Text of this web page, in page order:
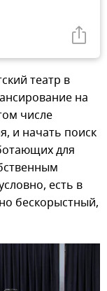
театр в
на
числе
и начать поиск
для
есть в
бескорыстный,